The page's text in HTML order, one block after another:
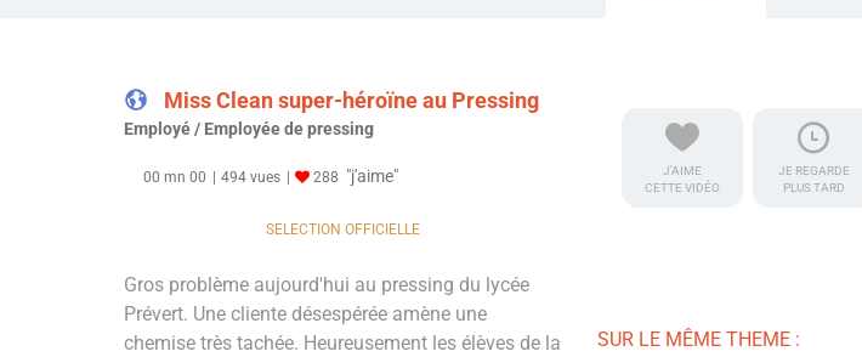
Miss Clean super-héroïne au Pressing
Employé / Employée de pressing
00 mn 00 494 vues 288 "j'aime"
SELECTION OFFICIELLE
Gros problème aujourd'hui au pressing du lycée
Prévert. Une cliente désespérée amène une
chemise très tachée. Heureusement les élèves de la
J'AIME
CETTE VIDÉO
JE REGARDE
PLUS TARD
SUR LE MÊME THEME :